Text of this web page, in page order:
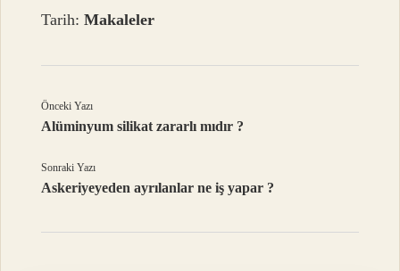
Tarih:Makaleler
Önceki Yazı
Alüminyum silikat zararlı mıdır ?
Sonraki Yazı
Askeriyeyeden ayrılanlar ne iş yapar ?